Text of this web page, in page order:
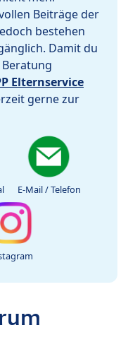
Beiträge der
bestehen
Damit du
Elternservice
gerne zur
E-Mail / Telefon